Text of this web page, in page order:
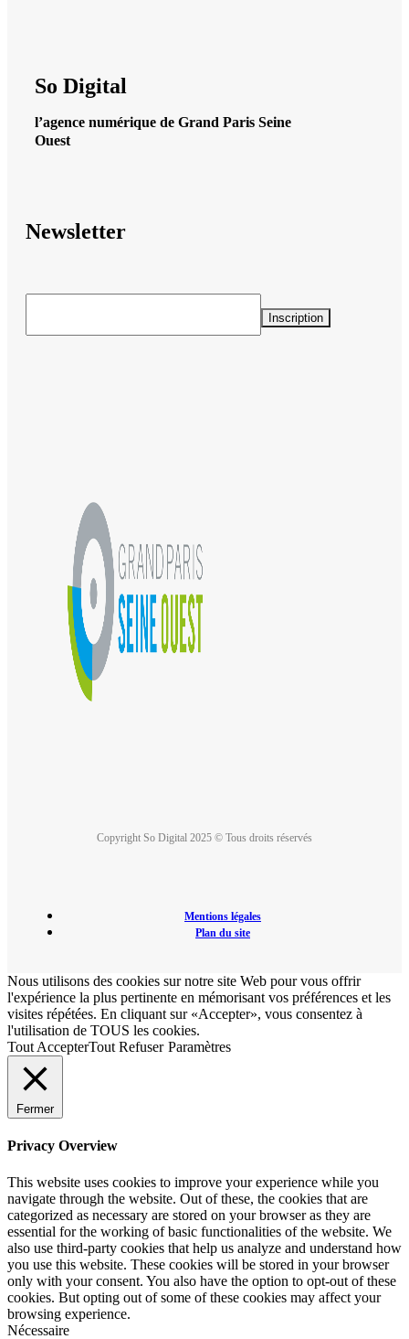
So Digital
l’agence numérique de Grand Paris Seine
Ouest
Newsletter
Copyright So Digital 2025 © Tous droits réservés
Mentions légales
Plan du site
Nous utilisons des cookies sur notre site Web pour vous offrir
l'expérience la plus pertinente en mémorisant vos préférences et les
visites répétées. En cliquant sur «Accepter», vous consentez à
l'utilisation de TOUS les cookies.
Tout AccepterTout Refuser Paramètres
Fermer
Privacy Overview
This website uses cookies to improve your experience while you
navigate through the website. Out of these, the cookies that are
categorized as necessary are stored on your browser as they are
essential for the working of basic functionalities of the website. We
also use third-party cookies that help us analyze and understand how
you use this website. These cookies will be stored in your browser
only with your consent. You also have the option to opt-out of these
cookies. But opting out of some of these cookies may affect your
browsing experience.
Nécessaire